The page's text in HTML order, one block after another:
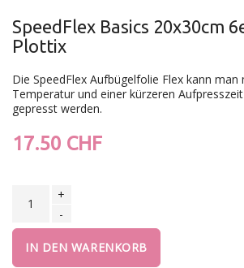
SpeedFlex Basics 20x30cm
Plottix
Die SpeedFlex Aufbügelfolie Flex kann
Temperatur und einer kürzeren
gepresst werden.
17.50 CHF
+
-
IN DEN WARENKORB